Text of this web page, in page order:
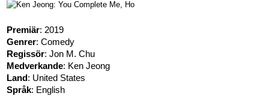
Premiär: 2019
Genrer: Comedy
Regissör: Jon M. Chu
Medverkande: Ken Jeong
Land: United States
Språk: English